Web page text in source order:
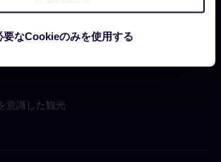
要なCookieのみを使用する
意識した観光